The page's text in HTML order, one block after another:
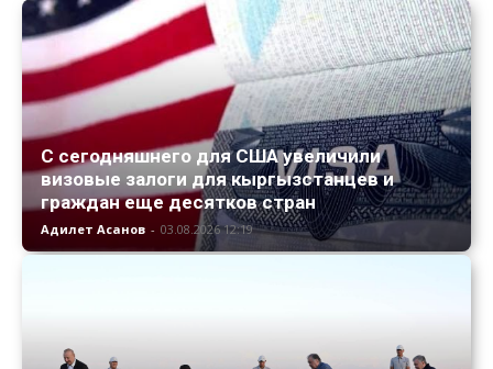
С сегодняшнего для США увеличили
визовые залоги для кыргызстанцев и
граждан еще десятков стран
Адилет Асанов - 03.08.2026 12:19